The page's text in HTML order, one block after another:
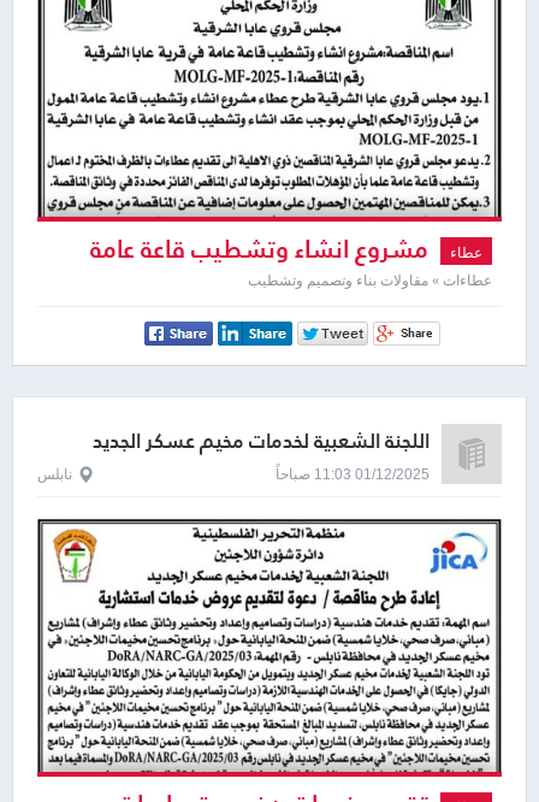
عطاء مشروع انشاء وتشطيب قاعة عامة
في قرية عابا الشرقية
عطاءات » مقاولات بناء وتصميم وتشطيب
اللجنة الشعبية لخدمات مخيم عسكر الجديد
01/12/2025 11:03 صباحاً نابلس